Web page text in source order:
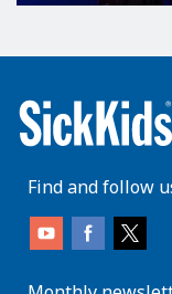
Find and follow